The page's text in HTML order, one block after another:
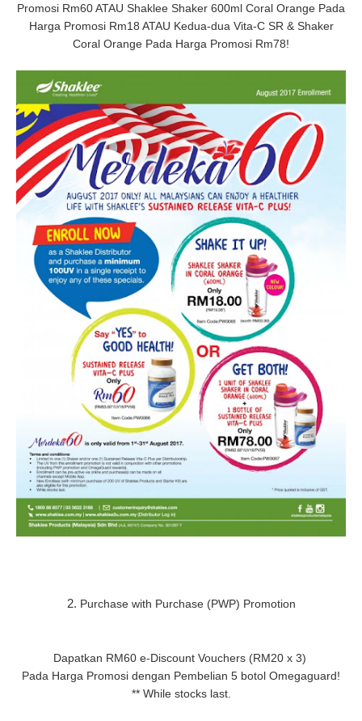
Promosi Rm60 ATAU Shaklee Shaker 600ml Coral Orange Pada
Harga Promosi Rm18 ATAU Kedua-dua Vita-C SR & Shaker
Coral Orange Pada Harga Promosi Rm78!
2. Purchase with Purchase (PWP) Promotion
Dapatkan RM60 e-Discount Vouchers (RM20 x 3)
Pada Harga Promosi dengan Pembelian 5 botol Omegaguard!
** While stocks last.